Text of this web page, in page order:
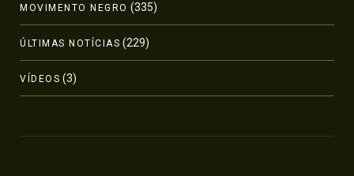
MOVIMENTO NEGRO (335)
ÚLTIMAS NOTÍCIAS (229)
VÍDEOS (3)